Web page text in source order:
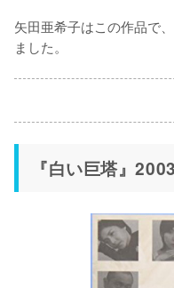
矢田亜希子はこの作品で
ました。
『白い巨塔』